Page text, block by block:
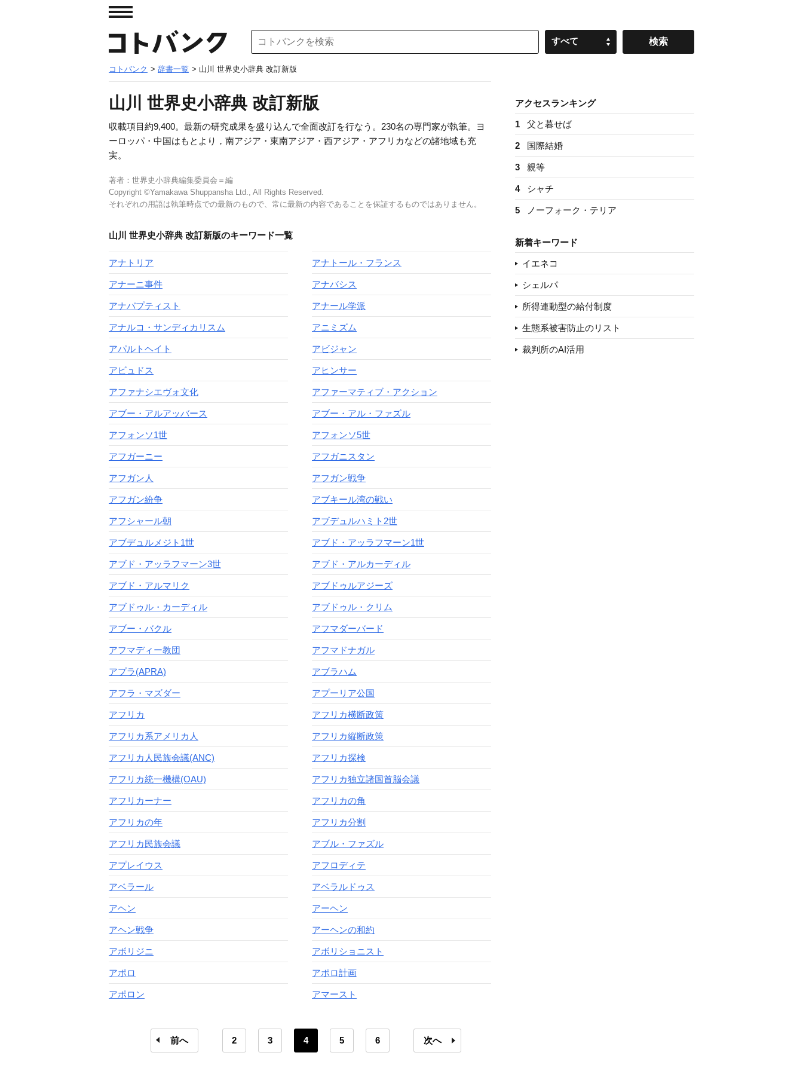
すべて
コトバンク > 辞書一覧 > 山川 世界史小辞典 改訂新版
山川 世界史小辞典 改訂新版
収載項目約9,400。最新の研究成果を盛り込んで全面改訂を行なう。230名の専門家が執筆。ヨ
ーロッパ・中国はもとより，南アジア・東南アジア・西アジア・アフリカなどの諸地域も充
実。
著者：世界史小辞典編集委員会＝編
Copyright ©Yamakawa Shuppansha Ltd., All Rights Reserved.
それぞれの用語は執筆時点での最新のもので、常に最新の内容であることを保証するものではありません。
山川 世界史小辞典 改訂新版のキーワード一覧
アナトリア アナトール・フランス
アナーニ事件 アナバシス
アナバプティスト アナール学派
アナルコ・サンディカリスム アニミズム
アパルトヘイト アビジャン
アビュドス アヒンサー
アファナシエヴォ文化 アファーマティブ・アクション
アブー・アルアッバース アブー・アル・ファズル
アフォンソ1世 アフォンソ5世
アフガーニー アフガニスタン
アフガン人 アフガン戦争
アフガン紛争 アブキール湾の戦い
アフシャール朝 アブデュルハミト2世
アブデュルメジト1世 アブド・アッラフマーン1世
アブド・アッラフマーン3世 アブド・アルカーディル
アブド・アルマリク アブドゥルアジーズ
アブドゥル・カーディル アブドゥル・クリム
アブー・バクル アフマダーバード
アフマディー教団 アフマドナガル
アプラ(APRA) アブラハム
アフラ・マズダー アプーリア公国
アフリカ アフリカ横断政策
アフリカ系アメリカ人 アフリカ縦断政策
アフリカ人民族会議(ANC) アフリカ探検
アフリカ統一機構(OAU) アフリカ独立諸国首脳会議
アフリカーナー アフリカの角
アフリカの年 アフリカ分割
アフリカ民族会議 アブル・ファズル
アプレイウス アフロディテ
アベラール アベラルドゥス
アヘン アーヘン
アヘン戦争 アーヘンの和約
アボリジニ アボリショニスト
アポロ アポロ計画
アポロン アマースト
前へ 2 3 4 5 6 次へ
アクセスランキング
1 父と暮せば
2 国際結婚
3 親等
4 シャチ
5 ノーフォーク・テリア
新着キーワード
イエネコ
シェルパ
所得連動型の給付制度
生態系被害防止のリスト
裁判所のAI活用